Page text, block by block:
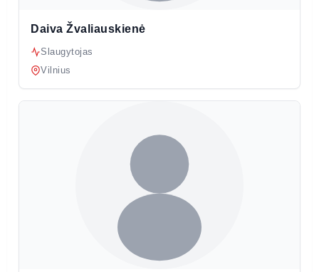
Daiva Žvaliauskienė
Slaugytojas
Vilnius